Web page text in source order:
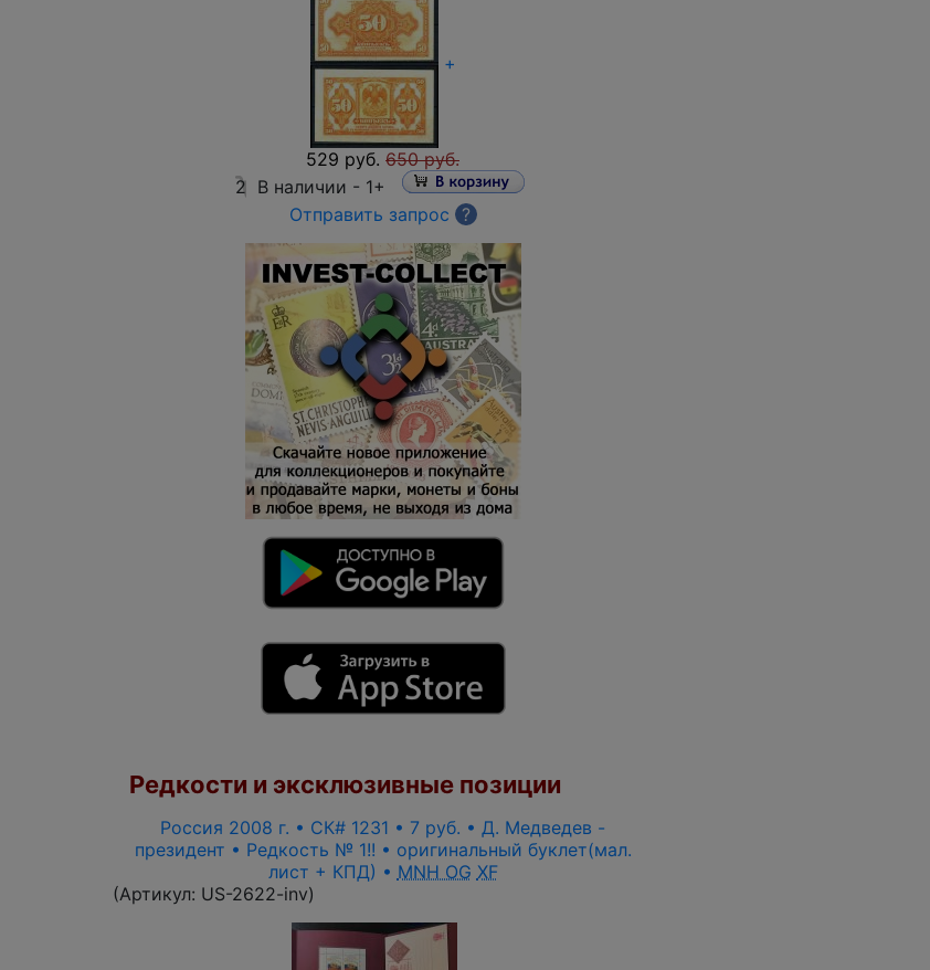
+
529 руб. 650 руб.
2 В наличии - 1+
Отправить запрос
?
Редкости и эксклюзивные позиции
Россия 2008 г. • СК# 1231 • 7 руб. • Д. Медведев -
президент • Редкость № 1!! • оригинальный буклет(мал.
лист + КПД) • MNH OG XF
(Артикул: US-2622-inv)